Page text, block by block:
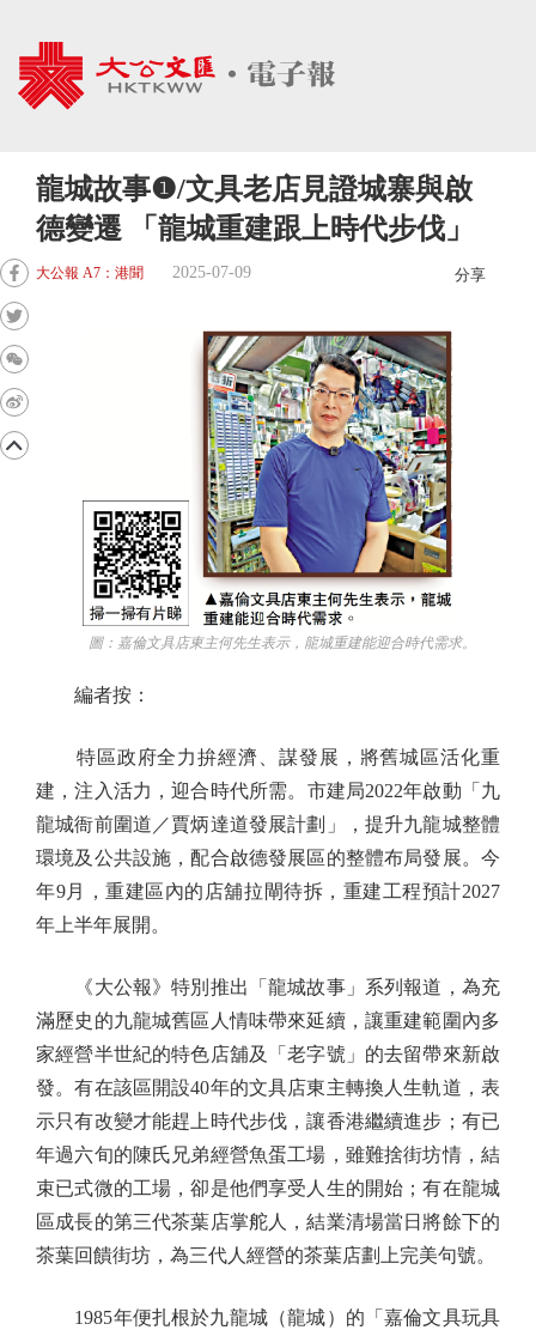
龍城故事❶/文具老店見證城寨與啟
德變遷 「龍城重建跟上時代步伐」
大公報 A7：港聞 2025-07-09 分享
圖：嘉倫文具店東主何先生表示，龍城重建能迎合時代需求。
編者按：
特區政府全力拚經濟、謀發展，將舊城區活化重
建，注入活力，迎合時代所需。市建局2022年啟動「九
龍城衙前圍道／賈炳達道發展計劃」，提升九龍城整體
環境及公共設施，配合啟德發展區的整體布局發展。今
年9月，重建區內的店舖拉閘待拆，重建工程預計2027
年上半年展開。
《大公報》特別推出「龍城故事」系列報道，為充
滿歷史的九龍城舊區人情味帶來延續，讓重建範圍內多
家經營半世紀的特色店舖及「老字號」的去留帶來新啟
發。有在該區開設40年的文具店東主轉換人生軌道，表
示只有改變才能趕上時代步伐，讓香港繼續進步；有已
年過六旬的陳氏兄弟經營魚蛋工場，雖難捨街坊情，結
束已式微的工場，卻是他們享受人生的開始；有在龍城
區成長的第三代茶葉店掌舵人，結業清場當日將餘下的
茶葉回饋街坊，為三代人經營的茶葉店劃上完美句號。
1985年便扎根於九龍城（龍城）的「嘉倫文具玩具